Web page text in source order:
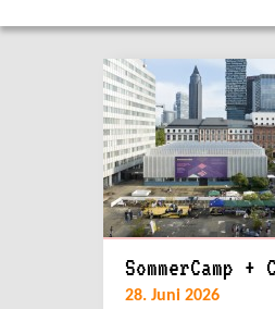
SommerCamp +
28. Juni 2026